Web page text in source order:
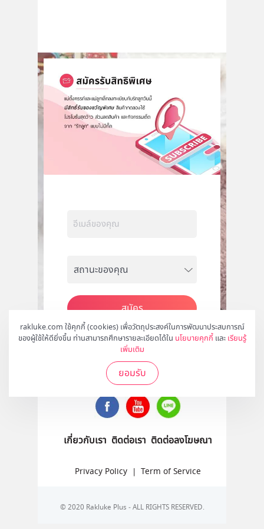
rakluke.com ใช้คุกกี้ (cookies) เพื่อวัตถุประสงค์ในการพัฒนาประสบการณ์
ของผู้ใช้ให้ดียิ่งขึ้น ท่านสามารถศึกษารายละเอียดได้ใน นโยบายคุกกี้ และ เรียนรู้
เพิ่มเติม
ยอมรับ
สมัคร
ติดตามเราได้ที่
เกี่ยวกับเรา ติดต่อเรา ติดต่อลงโฆษณา
Privacy Policy | Term of Service
© 2020 Rakluke Plus - ALL RIGHTS RESERVED.